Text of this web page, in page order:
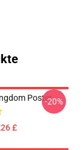
Poster
£
-20%